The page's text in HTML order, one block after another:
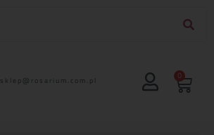
lp.moc.muirasor@pelks 0